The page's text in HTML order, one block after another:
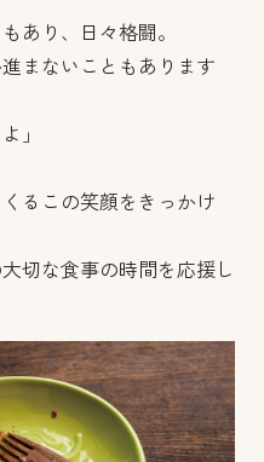
あり、日々格闘。
まないこともあります
」
るこの笑顔をきっかけ
切な食事の時間を応援し